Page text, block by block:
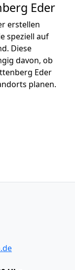
Eder
erstellen
speziell auf
Diese
davon, ob
Eder
planen.